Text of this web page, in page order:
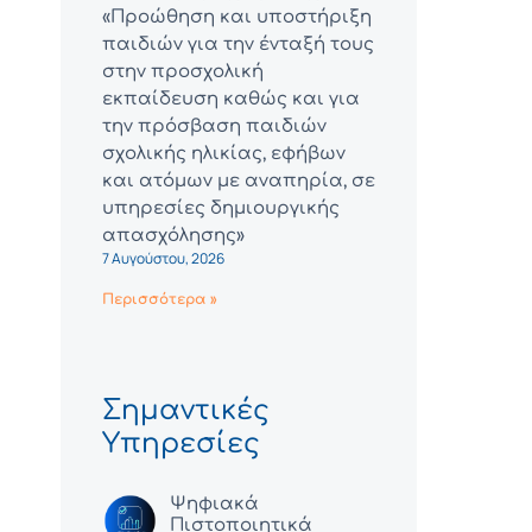
«Προώθηση και υποστήριξη
παιδιών για την ένταξή τους
στην προσχολική
εκπαίδευση καθώς και για
την πρόσβαση παιδιών
σχολικής ηλικίας, εφήβων
και ατόμων με αναπηρία, σε
υπηρεσίες δημιουργικής
απασχόλησης»
7 Αυγούστου, 2026
Περισσότερα »
Σημαντικές
Υπηρεσίες
Ψηφιακά
Πιστοποιητικά